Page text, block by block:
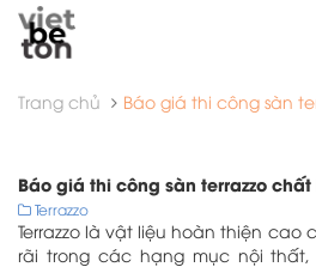
Trang chủ Báo giá thi công sàn
Báo giá thi công sàn terrazzo
Terrazzo
Terrazzo là vật liệu hoàn thiện
rãi trong các hạng mục nội